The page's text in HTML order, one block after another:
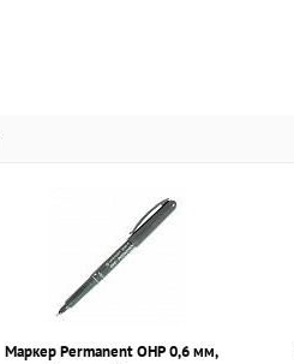
Маркер Permanent OHP 0,6 мм,